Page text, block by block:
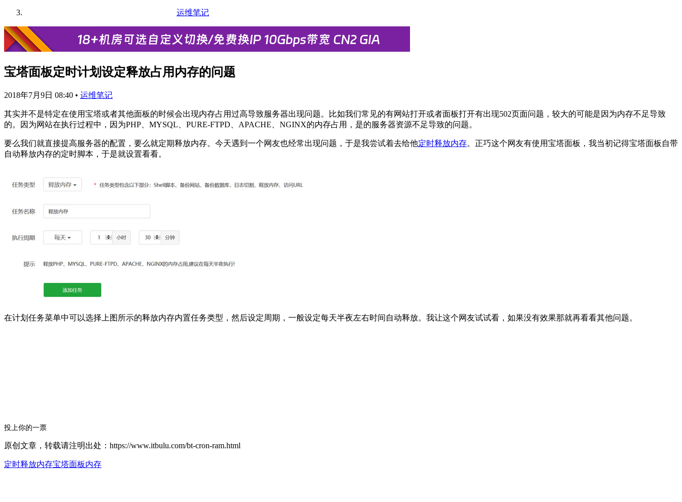
运维笔记
宝塔面板定时计划设定释放占用内存的问题
2018年7月9日 08:40 • 运维笔记
其实并不是特定在使用宝塔或者其他面板的时候会出现内存占用过高导致服务器出现问题。比如我们常见的有网站打开或者面板打开有出现502页面问题，较大的可能是因为内存不足导致
的。因为网站在执行过程中，因为PHP、MYSQL、PURE-FTPD、APACHE、NGINX的内存占用，是的服务器资源不足导致的问题。
要么我们就直接提高服务器的配置，要么就定期释放内存。今天遇到一个网友也经常出现问题，于是我尝试着去给他定时释放内存。正巧这个网友有使用宝塔面板，我当初记得宝塔面板自带
自动释放内存的定时脚本，于是就设置看看。
在计划任务菜单中可以选择上图所示的释放内存内置任务类型，然后设定周期，一般设定每天半夜左右时间自动释放。我让这个网友试试看，如果没有效果那就再看看其他问题。
投上你的一票
原创文章，转载请注明出处：https://www.itbulu.com/bt-cron-ram.html
定时释放内存宝塔面板内存